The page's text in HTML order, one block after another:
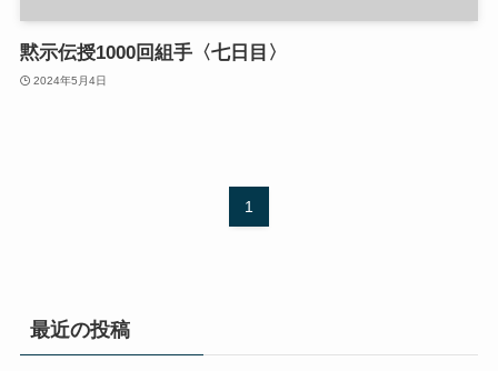
黙示伝授1000回組手〈七日目〉
2024年5月4日
1
最近の投稿